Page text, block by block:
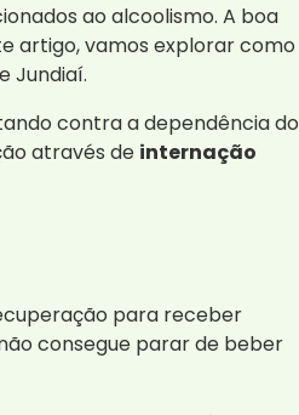
ao alcoolismo. A boa
artigo, vamos explorar como
Jundiaí.
contra a dependência do
através de internação
para receber
consegue parar de beber